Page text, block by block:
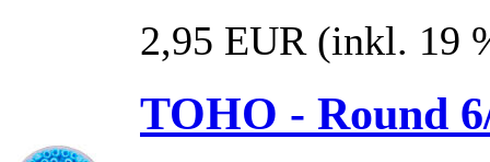
2,95 EUR (inkl. 19
TOHO - Round